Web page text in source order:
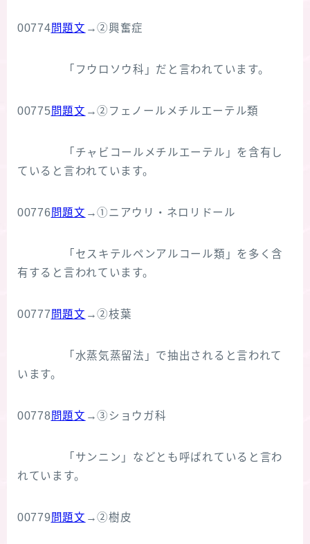
00774問題文 →②興奮症
「フウロソウ科」だと言われています。
00775問題文 →②フェノールメチルエーテル類
「チャビコールメチルエーテル」を含有し
ていると言われています。
00776問題文 →①ニアウリ・ネロリドール
「セスキテルペンアルコール類」を多く含
有すると言われています。
00777 問題文 →②枝葉
「水蒸気蒸留法」で抽出されると言われて
います。
00778問題文 →③ショウガ科
「サンニン」などとも呼ばれていると言わ
れています。
00779 問題文 →②樹皮